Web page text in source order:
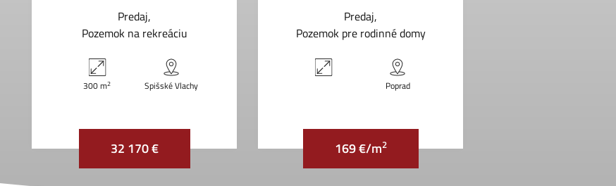
Predaj
Pozemok na rekreáciu
300 m2 Spišské Vlachy
32 170 €
Predaj
Pozemok pre rodinné domy
Poprad
169 €/m2